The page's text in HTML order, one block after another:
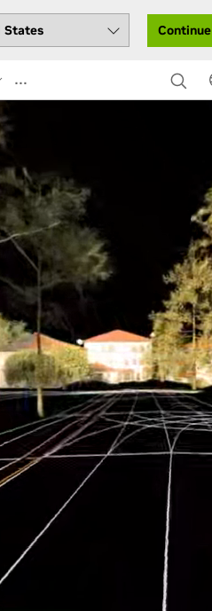
Continue